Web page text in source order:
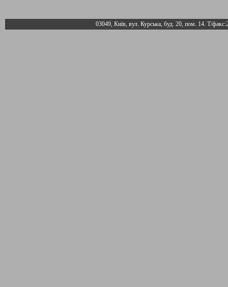
03049, Київ, вул. Курська, буд. 20, пом. 14. Т/